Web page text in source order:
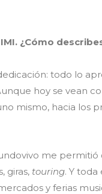
¿Cómo
todo lo
hoy se vean
mismo, hacia los
me permitió
giras, touring. Y toda
y ferias